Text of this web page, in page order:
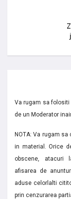
Va rugam sa folositi
de un Moderator
NOTA: Va rugam
in material. Orice
obscene, atacuri
afisarea de
aduse celorlalti
prin cenzurarea